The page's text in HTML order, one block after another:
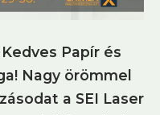
Papír és
Nagy örömmel
a SEI Laser